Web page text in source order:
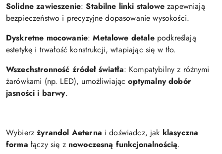
Solidne zawieszenie:Stabilne linki stalowezapewniają
bezpieczeństwo i precyzyjne dopasowanie wysokości.
Dyskretne mocowanie:Metalowe detalepodkreślają
estetykę i trwałość konstrukcji, wtapiając się w tło.
Wszechstronność źródeł światła: Kompatybilny z różnymi
żarówkami (np. LED), umożliwiającoptymalny dobór
jasności i barwy.
Wybierzżyrandol Aeterna i doświadcz, jak klasyczna
forma łączy się z nowoczesną funkcjonalnością.